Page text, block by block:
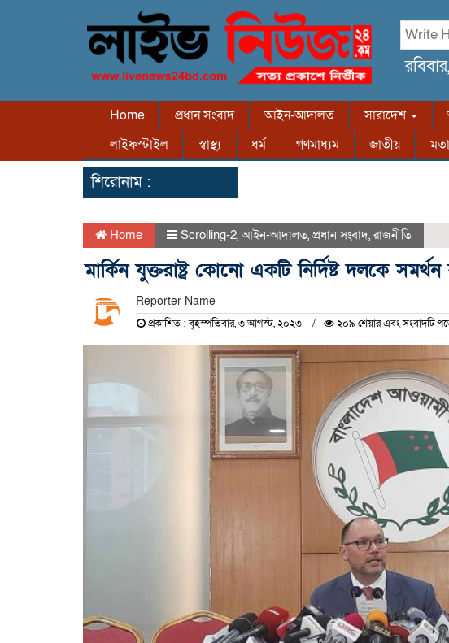
Home প্রধান সংবাদ আইন-আদালত সারাদেশ
লাইফস্টাইল
স্বাস্থ্য ধর্ম গণমাধ্যম জাতীয়
শিরোনাম :
Home Scrolling-2,আইন-আদালত, প্রধান সংবাদ,রাজনীতি
মার্কিন যুক্তরাষ্ট্র কোনো একটি নির্দিষ্ট দলকে
Reporter Name
প্রকাশিত : বৃহস্পতিবার, ৩ আগস্ট, ২০২৩ ২০৯ শেয়ার এবং সংবাদটি